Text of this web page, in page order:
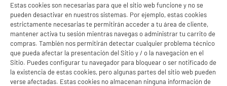
★★★★★
★★★★★
4.2/5(149)
Compatibilidad : Todo Tipo De Placas, Entre
Ellas Las De Inducción
Diametro :
15 96
Estas cookies son necesarias para que el sitio web funcione y no se
pueden desactivar en nuestros sistemas. Por ejemplo, estas cookies
estrictamente necesarias te permitirán acceder a tu área de cliente,
mantener activa tu sesión mientras navegas o administrar tu carrito de
compras. También nos permitirán detectar cualquier problema técnico
que pueda afectar la presentación del Sitio y / o la navegación en el
Sitio. Puedes configurar tu navegador para bloquear o ser notificado de
la existencia de estas cookies, pero algunas partes del sitio web pueden
verse afectadas. Estas cookies no almacenan ninguna información de